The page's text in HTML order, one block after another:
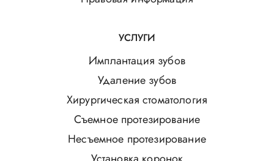
УСЛУГИ
Имплантация зубов
Удаление зубов
Хирургическая стоматология
Съемное протезирование
Несъемное протезирование